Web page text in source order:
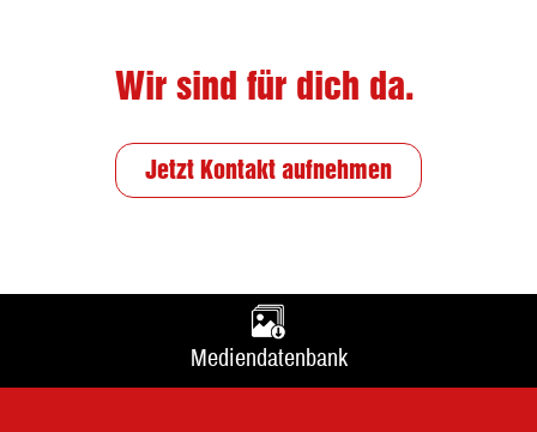
Wir sind für dich da.
Jetzt Kontakt aufnehmen
Mediendatenbank